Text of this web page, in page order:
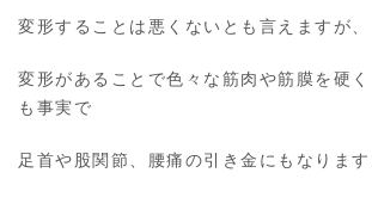
変形することは悪くないとも言えますが、
変形があることで色々な筋肉や筋膜を硬
も事実で
足首や股関節、腰痛の引き金にもなります